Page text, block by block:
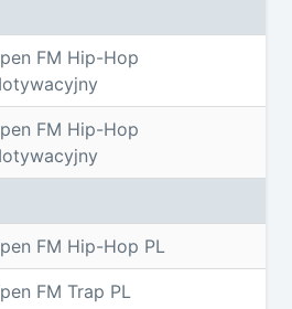
FM Hip-Hop
FM Hip-Hop
FM Hip-Hop PL
FM Trap PL